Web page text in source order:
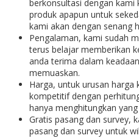
berkonsultasi dengan kami
produk apapun untuk
kami akan dengan senang
Pengalaman, kami sudah
terus belajar memberikan
anda terima dalam
memuaskan.
Harga, untuk urusan
kompetitif dengan
hanya menghitungkan
Gratis pasang dan survey,
pasang dan survey untuk